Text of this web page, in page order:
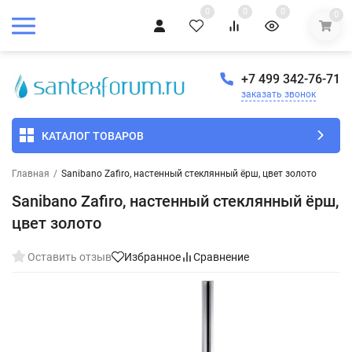
0 0 0 0
+7 499 342-76-71
заказать звонок
КАТАЛОГ ТОВАРОВ
Главная / Sanibano Zafiro, настенный стеклянный ёрш, цвет золото
Sanibano Zafiro, настенный стеклянный ёрш,
цвет золото
Оставить отзыв Избранное Сравнение